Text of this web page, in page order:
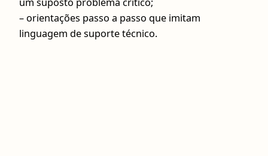
– orientações passo a passo que imitam
linguagem de suporte técnico.